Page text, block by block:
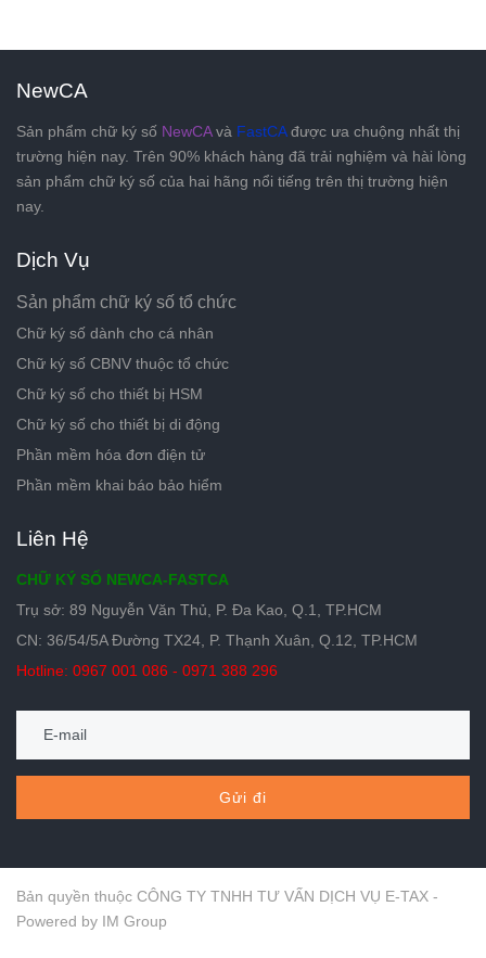
NewCA
Sản phẩm chữ ký số NewCA và FastCAđược ưa chuộng nhất thị
trường hiện nay. Trên 90% khách hàng đã trải nghiệm và hài lòng
sản phẩm chữ ký số của hai hãng nổi tiếng trên thị trường hiện
nay.
Dịch Vụ
Sản phẩm chữ ký số tổ chức
Chữ ký số dành cho cá nhân
Chữ ký số CBNV thuộc tổ chức
Chữ ký số cho thiết bị HSM
Chữ ký số cho thiết bị di động
Phần mềm hóa đơn điện tử
Phần mềm khai báo bảo hiểm
Liên Hệ
CHỮ KÝ SỐ NEWCA-FASTCA
Trụ sở: 89 Nguyễn Văn Thủ, P. Đa Kao, Q.1, TP.HCM
CN: 36/54/5A Đường TX24, P. Thạnh Xuân, Q.12, TP.HCM
Hotline: 0967 001 086 - 0971 388 296
Gửi đi
Bản quyền thuộc CÔNG TY TNHH TƯ VẤN DỊCH VỤ E-TAX -
Powered by IM Group